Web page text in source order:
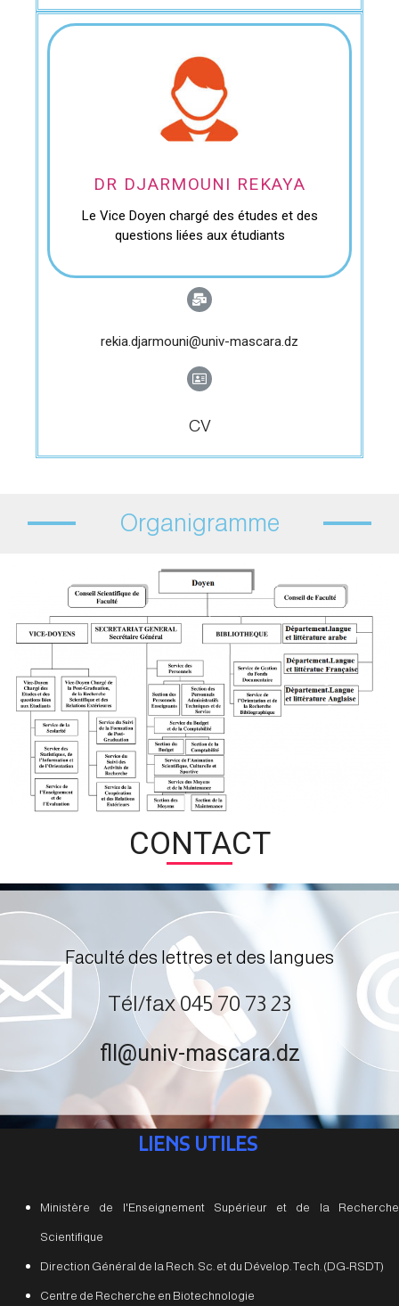
DR DJARMOUNI REKAYA
Le Vice Doyen chargé des études et des
questions liées aux étudiants
rekia.djarmouni@univ-mascara.dz
CV
Organigramme
CONTACT
Faculté des lettres et des langues
Tél/fax 045 70 73 23
fll@univ-mascara.dz
LIENS UTILES
Ministère de l'Enseignement Supérieur et de la Recherche
Scientifique
Direction Général de la Rech. Sc. et du Dévelop. Tech. (DG-RSDT)
Centre de Recherche en Biotechnologie